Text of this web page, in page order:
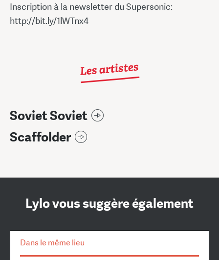
Inscription à la newsletter du Supersonic:
http://bit.ly/1lWTnx4
Les artistes
Soviet Soviet
Scaffolder
Lylo vous suggère également
Dans le même lieu